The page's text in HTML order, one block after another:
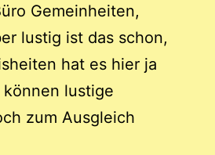
Gemeinheiten,
lustig ist das schon,
hat es hier ja
lustige
zum Ausgleich